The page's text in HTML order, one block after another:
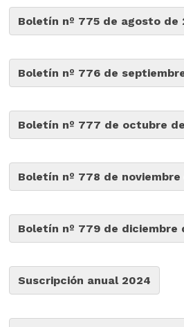
Boletín nº 775 de agosto de
Boletín nº 776 de
Boletín nº 777 de octubre
Boletín nº 778 de noviembre
Boletín nº 779 de diciembre
Suscripción anual 2024